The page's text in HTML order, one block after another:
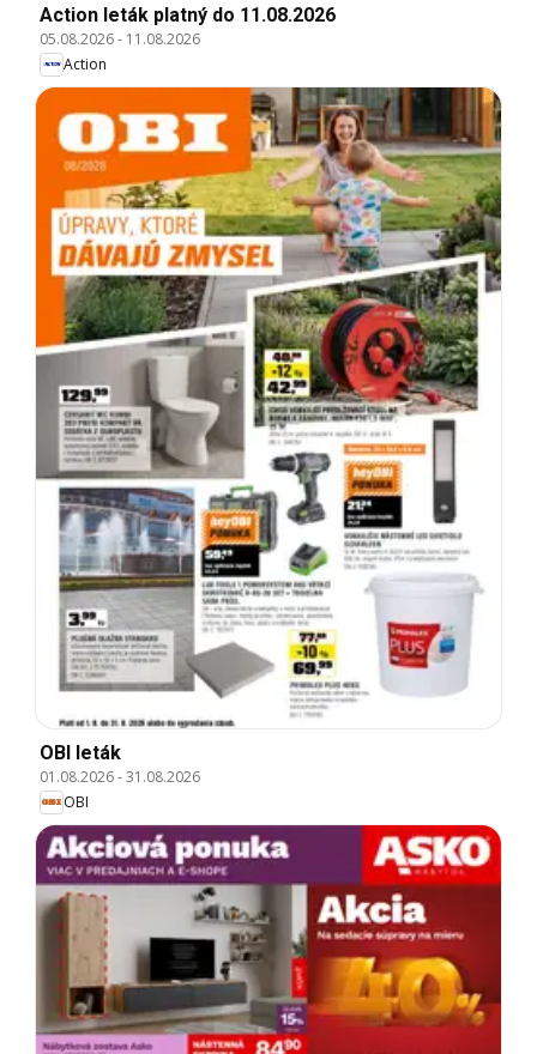
Action leták platný do 11.08.2026
05.08.2026- 11.08.2026
Action
OBI leták
01.08.2026-31.08.2026
OBI